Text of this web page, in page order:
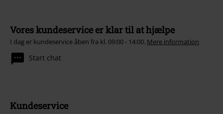
Vores kundeservice er klar til at hjælpe
I dag er kundeservice åben fra kl. 09:00 - 14:00. Mere information
Start chat
Kundeservice